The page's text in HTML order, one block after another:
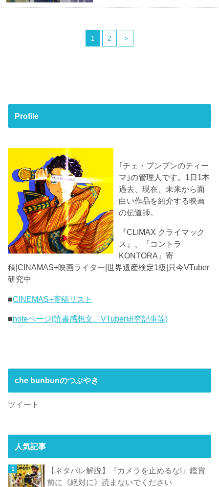
1 2 >
Profile
｢チェ・ブンブンのティー
マ｣の管理人です。1日1本
過去、現在、未来から面
白い作品を紹介する映画
の伝道師。
『CLIMAX クライマック
ス』、『コントラ
KONTORA』寄
稿|CINAMAS+映画ライター|世界遺産検定1級|只今VTuber
研究中
■CINEMAS+寄稿リスト
■noteページ(読書感想文、VTuber研究記事等)
che bunbunのつぶやき
ツイート
人気記事
【ネタバレ解説】『カメラを止めるな!』鑑賞
前に《絶対に》読まないでください